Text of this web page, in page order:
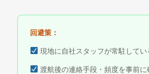
回避策：
現地に自社スタッフが常駐してい
渡航後の連絡手段・頻度を事前に